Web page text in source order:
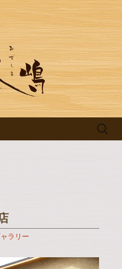
水嶋】のブログ
】のブログです
検
ラリー